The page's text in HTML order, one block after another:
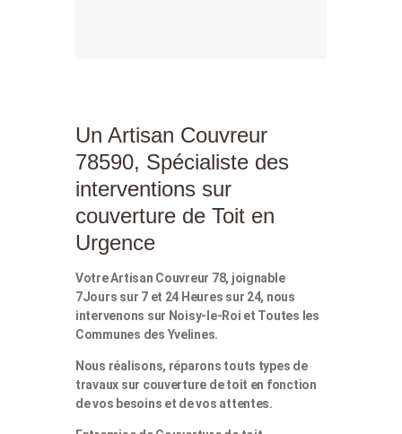
Un Artisan Couvreur
78590, Spécialiste des
interventions sur
couverture de Toit en
Urgence
Votre Artisan Couvreur 78, joignable
7Jours sur 7 et 24 Heures sur 24, nous
intervenons sur Noisy-le-Roi et Toutes les
Communes des Yvelines.
Nous réalisons, réparons touts types de
travaux sur couverture de toit en fonction
de vos besoins et de vos attentes.